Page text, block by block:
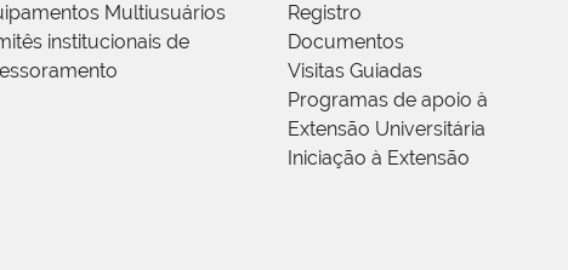
Multiusuários
institucionais de
Registro
Documentos
Visitas Guiadas
Programas de apoio à
Extensão Universitária
Iniciação à Extensão